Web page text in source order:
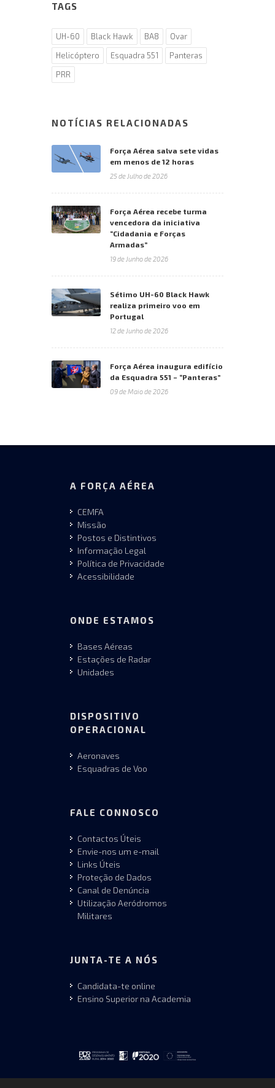
TAGS
UH-60 Black Hawk BA8
Ovar
Helicóptero
Esquadra 551
Panteras
PRR
NOTÍCIAS RELACIONADAS
Força Aérea salva sete vidas
em menos de 12 horas
25 de Julho de 2026
Força Aérea recebe turma
vencedora da iniciativa
“Cidadania e Forças
Armadas”
19 de Junho de 2026
Sétimo UH-60 Black Hawk
realiza primeiro voo em
Portugal
12 de Junho de 2026
Força Aérea inaugura edifício
da Esquadra 551 – “Panteras”
09 de Maio de 2026
A FORÇA AÉREA
CEMFA
Missão
Postos e Distintivos
Informação Legal
Política de Privacidade
Acessibilidade
ONDE ESTAMOS
Bases Aéreas
Estações de Radar
Unidades
DISPOSITIVO
OPERACIONAL
Aeronaves
Esquadras de Voo
FALE CONNOSCO
Contactos Úteis
Envie-nos um e-mail
Links Úteis
Proteção de Dados
Canal de Denúncia
Utilização Aeródromos
Militares
JUNTA-TE A NÓS
Candidata-te online
Ensino Superior na Academia